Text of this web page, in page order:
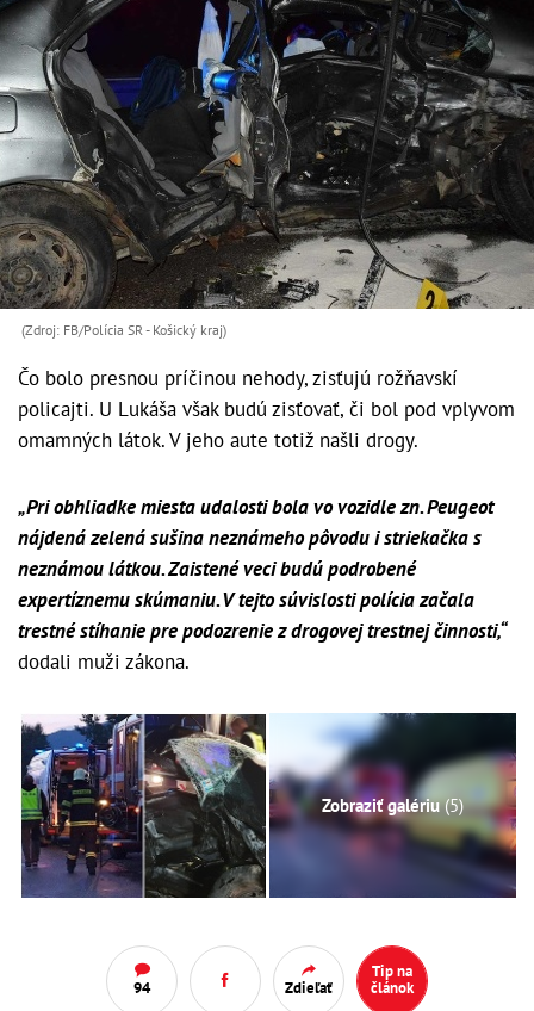
(Zdroj: FB/Polícia SR - Košický kraj)
Čo bolo presnou príčinou nehody, zisťujú rožňavskí
policajti. U Lukáša však budú zisťovať, či bol pod vplyvom
omamných látok. V jeho aute totiž našli drogy.
„Pri obhliadke miesta udalosti bola vo vozidle zn. Peugeot
nájdená zelená sušina neznámeho pôvodu i striekačka s
neznámou látkou. Zaistené veci budú podrobené
expertíznemu skúmaniu. V tejto súvislosti polícia začala
trestné stíhanie pre podozrenie z drogovej trestnej činnosti,“
dodali muži zákona.
Zobraziť galériu(5)
94 Zdieľať
Tip na
článok